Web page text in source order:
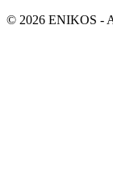
© 2026 ENIKOS -